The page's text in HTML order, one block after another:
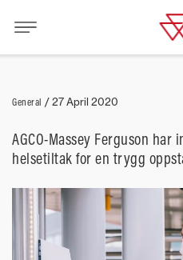
General /27 April 2020
AGCO-Massey Ferguson
helsetiltak for en trygg